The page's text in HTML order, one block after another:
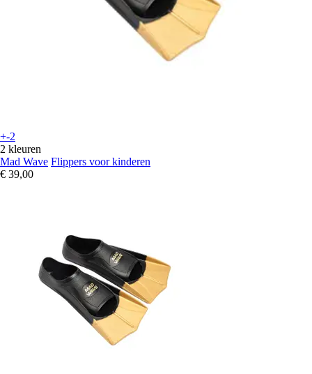
+-2
2 kleuren
Mad Wave Flippers voor kinderen
€ 39,00